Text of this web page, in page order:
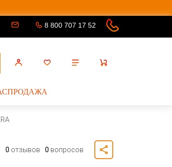
8 800 707 17 52
0 отзывов 0 вопросов